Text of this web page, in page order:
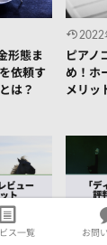
形態ま
依頼す
は？
2022
ピアノ
め！ホ
メリッ
ス一覧 お問